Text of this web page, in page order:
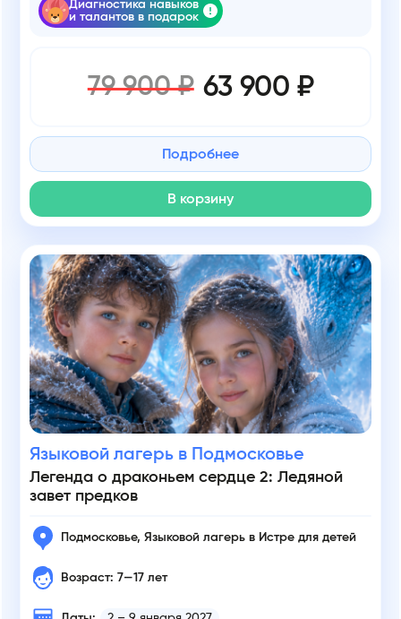
Диагностика навыков
и талантов в подарок
79 900 ₽ 63 900 ₽
Подробнее
В корзину
Языковой лагерь в Подмосковье
Легенда о драконьем сердце 2: Ледяной
завет предков
Подмосковье, Языковой лагерь в Истре для детей
Возраст: 7—17 лет